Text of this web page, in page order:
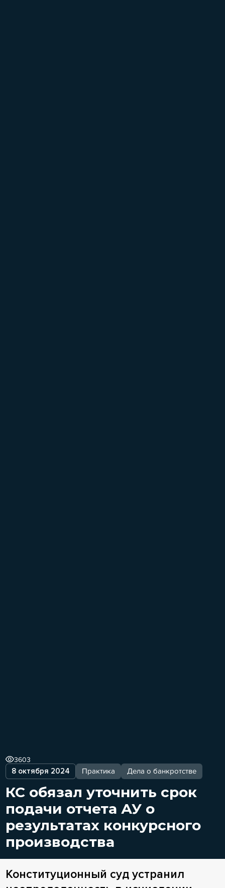
8 октября 2024 Практика Дела о банкротстве
3603
КС обязал уточнить срок
подачи отчета АУ о
результатах конкурсного
производства
Конституционный суд устранил